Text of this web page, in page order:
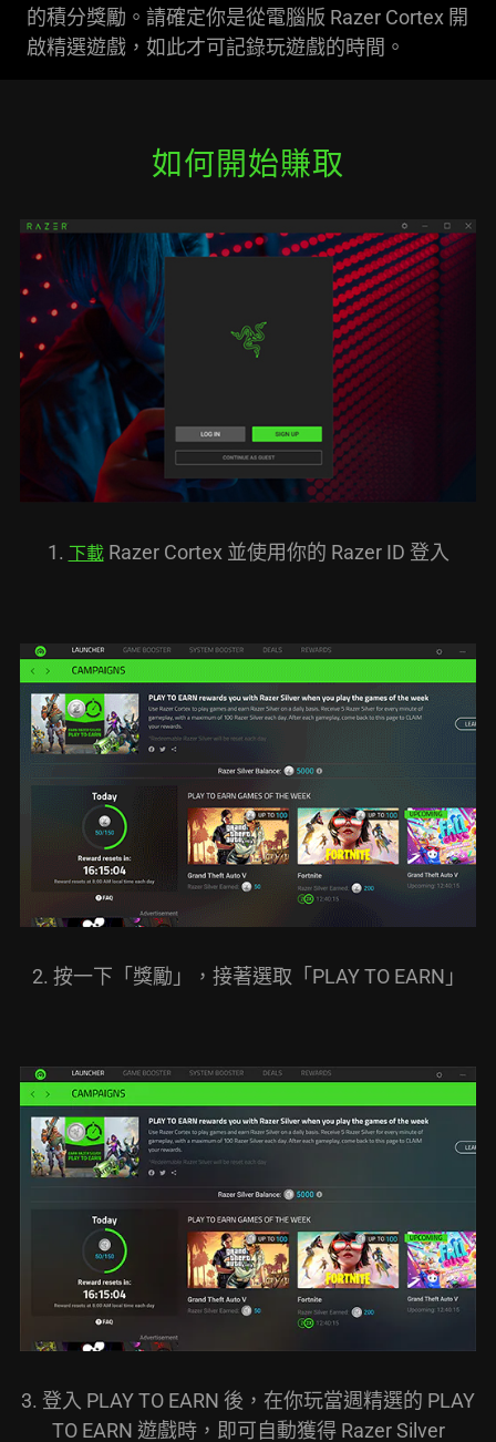
的積分獎勵。請確定你是從電腦版 Razer Cortex 開
啟精選遊戲，如此才可記錄玩遊戲的時間。
如何開始賺取
1. 下載Razer Cortex 並使用你的 Razer ID 登入
2. 按一下「獎勵」，接著選取「PLAY TO EARN」
3. 登入 PLAY TO EARN 後，在你玩當週精選的 PLAY
TO EARN 遊戲時，即可自動獲得 Razer Silver